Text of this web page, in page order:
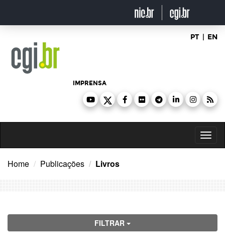
o
PT | EN
IMPRENSA
Home Publicações Livros
FILTRAR